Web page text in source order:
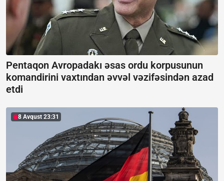
Pentaqon Avropadakı əsas ordu korpusunun
komandirini vaxtından əvvəl vəzifəsindən azad
etdi
8 Avqust 23:31